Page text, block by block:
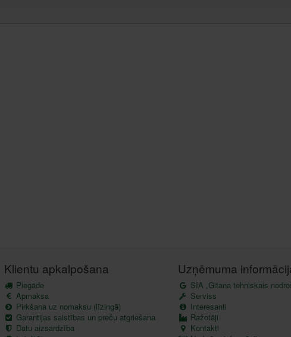
Klientu apkalpošana
Piegāde
Apmaksa
Pirkšana uz nomaksu (līzingā)
Garantijas saistības un preču atgriešana
Datu aizsardzība
Uzņēmuma
SIA „Gitana tehniskais
Serviss
Interesanti
Ražotāji
Kontakti